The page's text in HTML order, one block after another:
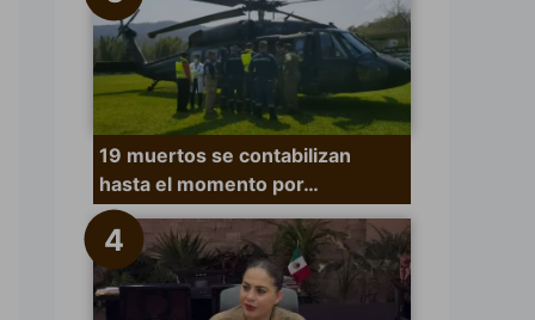
19 muertos se contabilizan
hasta el momento por…